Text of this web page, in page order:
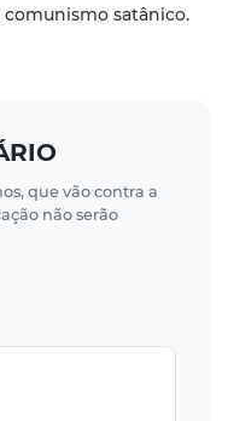
satânico.
que vão contra a
não serão